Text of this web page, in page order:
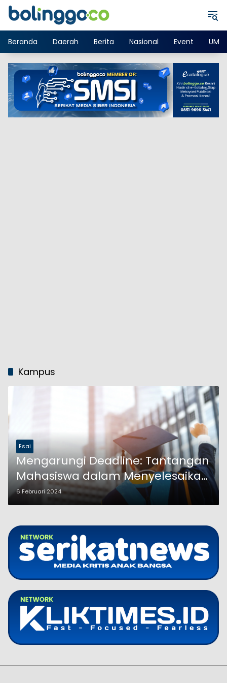
Langsung
Beranda
Daerah Berita Nasional Event
Kampus
Esai
Mengarungi Deadline: Tantangan
Mahasiswa dalam Menyelesaikan
Mata Kuliah
6 Februari 2024